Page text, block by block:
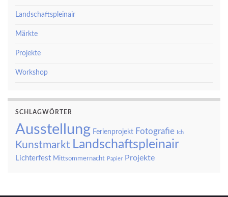
Landschaftspleinair
Märkte
Projekte
Workshop
SCHLAGWÖRTER
Ausstellung Ferienprojekt Fotografie Ich
Kunstmarkt Landschaftspleinair
Lichterfest Mittsommernacht Papier Projekte